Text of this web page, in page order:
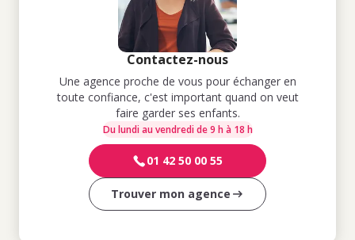
Contactez-nous
Une agence proche de vous pour échanger en
toute confiance, c'est important quand on veut
faire garder ses enfants.
Du lundi au vendredi de 9 h à 18 h
01 42 50 00 55
Trouver mon agence